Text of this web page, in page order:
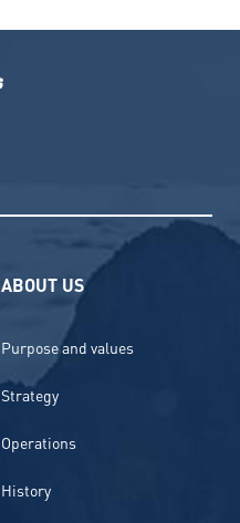
ABOUT US
Purpose and values
Strategy
Operations
History